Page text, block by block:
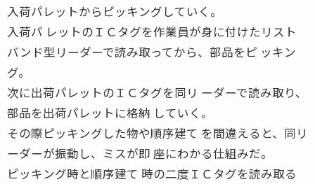
入荷パレットからピッキングしていく。
入荷パ レットのＩＣタグを作業員が身に付けたリスト
バンド型リーダーで読み取ってから、部品をピ ッキン
グ。
次に出荷パレットのＩＣタグを同リ ーダーで読み取り、
部品を出荷パレットに格納 していく。
その際ピッキングした物や順序建て を間違えると、同リ
ーダーが振動し、ミスが即 座にわかる仕組みだ。
ピッキング時と順序建て 時の二度ＩＣタグを読み取る